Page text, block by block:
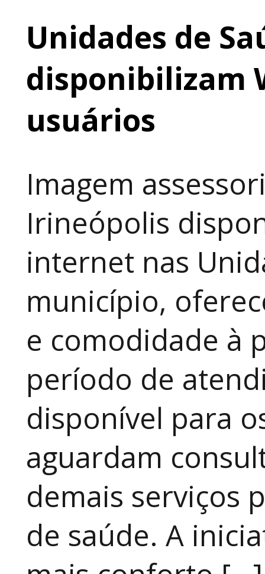
Unidades de
disponibilizam
usuários
Imagem
Irineópolis
internet nas
município,
e comodidade à
período de
disponível para
aguardam
demais serviços
de saúde. A